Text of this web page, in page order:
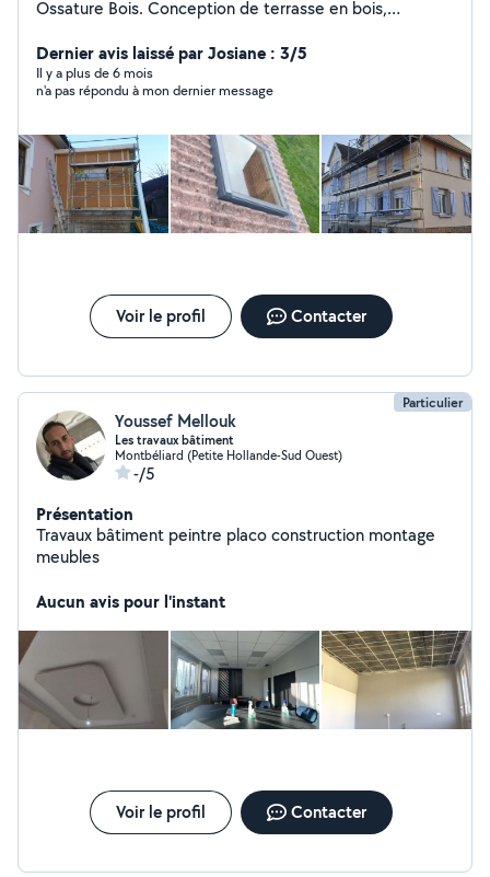
Ossature Bois. Conception de terrasse en bois,
Remplacement de velux. Pose de lambris pvc ou bois
sous toiture. Zinguerie : Gouttière, rive, solin,
remplacement de manteau de cheminée. Bardage
Isolation de combles, murs Petite charpente (carport,
avancée...) Assurance décennale et RC pro à jour
Dernier avis laissé par Josiane : 3/5
Il y a plus de 6 mois
n'a pas répondu à mon dernier message
Voir le profil Contacter
Particulier
Youssef Mellouk
Les travaux bâtiment
Montbéliard (Petite Hollande-Sud Ouest)
-/5
Présentation
Travaux bâtiment peintre placo construction montage
meubles
Aucun avis pour l'instant
Voir le profil Contacter